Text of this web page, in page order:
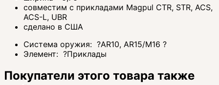
совместим с прикладами Magpul CTR, STR, ACS,
ACS-L, UBR
сделано в США
Система оружия: ?AR10, AR15/M16 ?
Элемент: ?Приклады
Покупатели этого товара также